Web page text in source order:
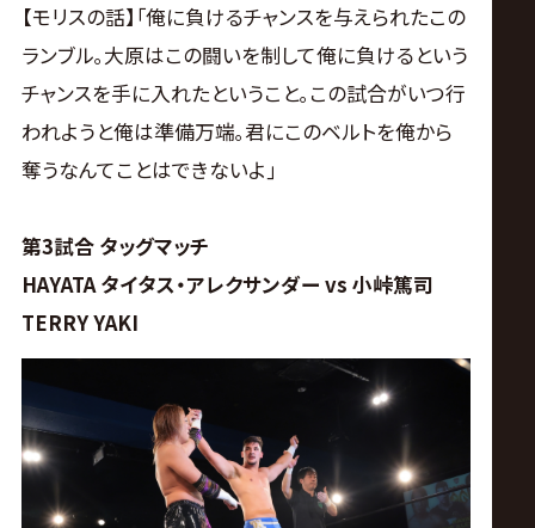
【モリスの話】｢俺に負けるチャンスを与えられたこの
ランブル｡大原はこの闘いを制して俺に負けるという
チャンスを手に入れたということ｡この試合がいつ行
われようと俺は準備万端｡君にこのベルトを俺から
奪うなんてことはできないよ｣
第3試合 タッグマッチ
HAYATA タイタス・アレクサンダー vs 小峠篤司
TERRY YAKI